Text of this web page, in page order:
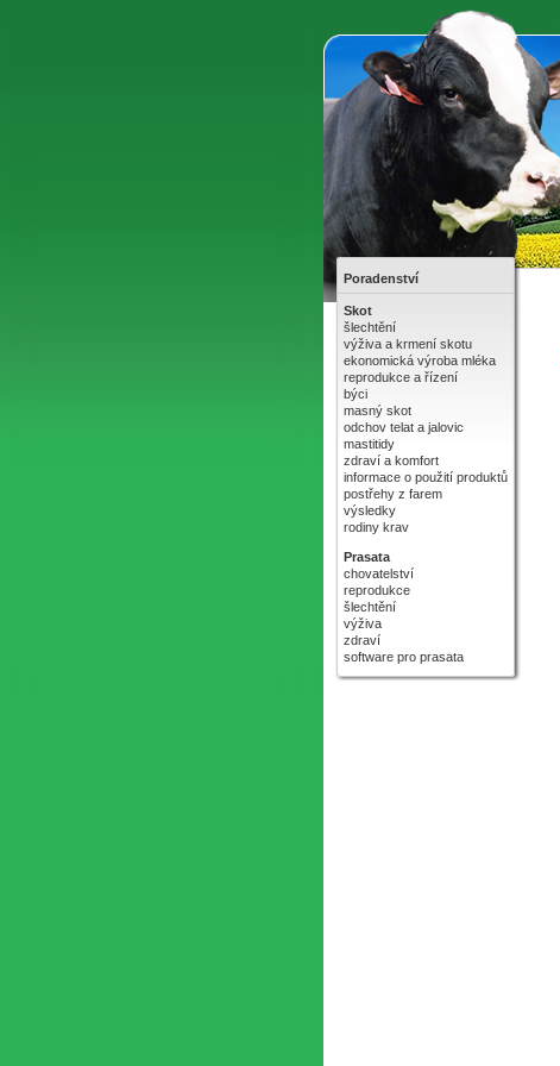
Poradenství
Skot
šlechtění
výživa a krmení skotu
ekonomická výroba mléka
reprodukce a řízení
býci
masný skot
odchov telat a jalovic
mastitidy
zdraví a komfort
informace o použití produktů
postřehy z farem
výsledky
rodiny krav
Prasata
chovatelství
reprodukce
šlechtění
výživa
zdraví
software pro prasata